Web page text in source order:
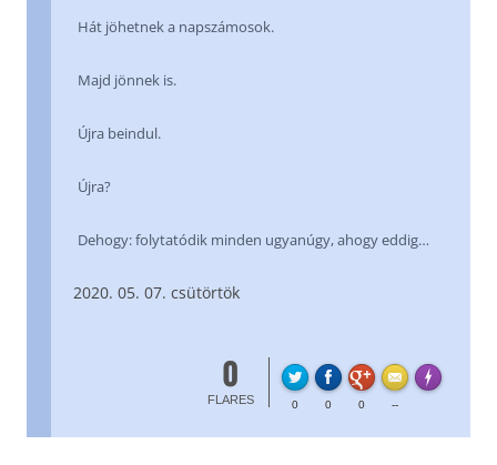
Hát jöhetnek a napszámosok.
Majd jönnek is.
Újra beindul.
Újra?
Dehogy: folytatódik minden ugyanúgy, ahogy eddig…
05. 07. csütörtök
0
FLARES 0 0 0 --
Made with